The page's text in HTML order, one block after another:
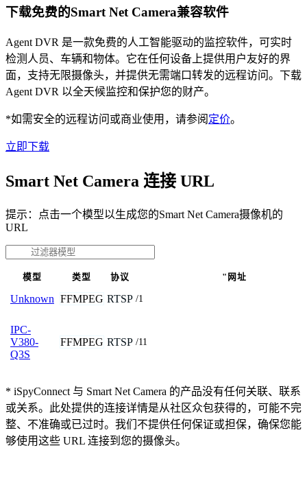
下载免费的Smart Net Camera兼容软件
Agent DVR 是一款免费的人工智能驱动的监控软件，可实时
检测人员、车辆和物体。它在任何设备上提供用户友好的界
面，支持无限摄像头，并提供无需端口转发的远程访问。下载
Agent DVR 以全天候监控和保护您的财产。
*如需安全的远程访问或商业使用，请参阅 定价。
立即下载
Smart Net Camera 连接 URL
提示：点击一个模型以生成您的Smart Net Camera摄像机的
URL
模型 类型 协议 "网址
Unknown FFMPEG RTSP /1
IPC-
V380-
Q3S
FFMPEG RTSP /11
* iSpyConnect 与 Smart Net Camera 的产品没有任何关联、联系
或关系。此处提供的连接详情是从社区众包获得的，可能不完
整、不准确或已过时。我们不提供任何保证或担保，确保您能
够使用这些 URL 连接到您的摄像头。